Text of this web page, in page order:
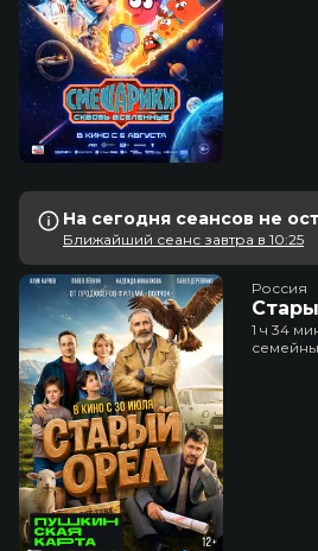
На сегодня сеансов не
Ближайший сеанс завтра в 10:25
Россия
1 ч 34